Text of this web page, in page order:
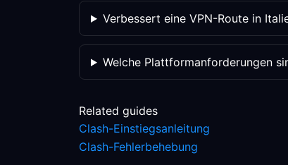
Verbessert eine VPN-Route in
Welche Plattformanforderungen
Related guides
Clash-Einstiegsanleitung
Clash-Fehlerbehebung